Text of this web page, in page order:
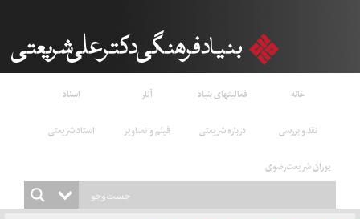
خانه فعالیتهای بنیاد آثار
اسناد
نقد و بررسی
درباره شریعتی فیلم و تصاویر
استاد شریعتی
پوران شریعت‌رضوی